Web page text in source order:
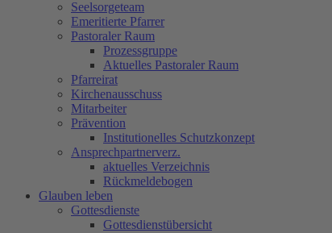
Seelsorgeteam
Emeritierte Pfarrer
Pastoraler Raum
Prozessgruppe
Aktuelles Pastoraler Raum
Pfarreirat
Kirchenausschuss
Mitarbeiter
Prävention
Institutionelles Schutzkonzept
Ansprechpartnerverz.
aktuelles Verzeichnis
Rückmeldebogen
Glauben leben
Gottesdienste
Gottesdienstübersicht